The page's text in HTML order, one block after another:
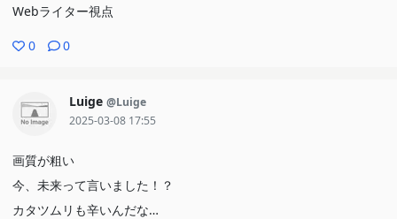
Webライター視点
0 0
Luige @Luige
2025-03-08 17:55
画質が粗い
今、未来って言いました！？
カタツムリも辛いんだな…